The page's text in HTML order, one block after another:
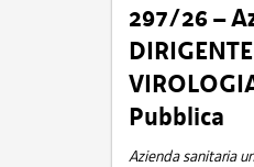
297/26 –
Pubblica
Azienda sanitaria